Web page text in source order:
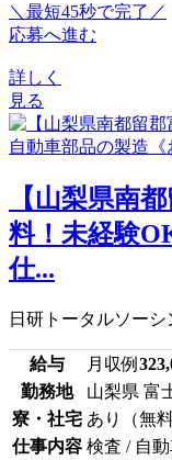
＼最短45秒で完了／
応募へ進む
詳しく
見る
【山梨県南
料！未経験
仕...
日研トータルソー
給与 月収例
勤務地
山梨県 富
寮・社宅 あり（無料
仕事内容 検査 / 自